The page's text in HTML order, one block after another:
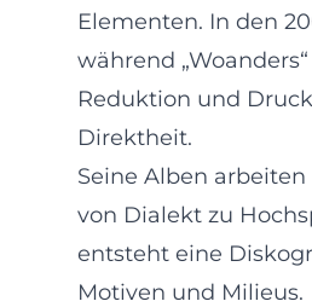
Elementen. In den
während
Reduktion und
Direktheit.
Seine Alben
von Dialekt zu
entsteht eine
Motiven und Milieus.